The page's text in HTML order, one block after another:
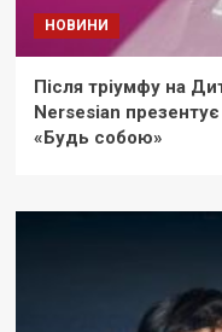
НОВИНИ
Після тріумфу на
Nersesian
«Будь собою»